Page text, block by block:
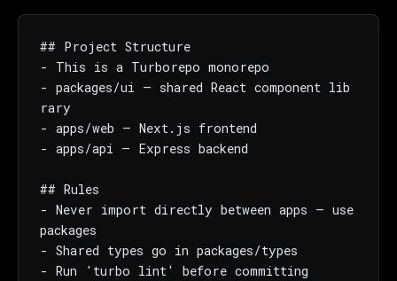
## Project Structure
- This is a Turborepo monorepo
- packages/ui — shared React component lib
rary
- apps/web — Next.js frontend
- apps/api — Express backend
## Rules
- Never import directly between apps — use
packages
- Shared types go in packages/types
- Run 'turbo lint' before committing